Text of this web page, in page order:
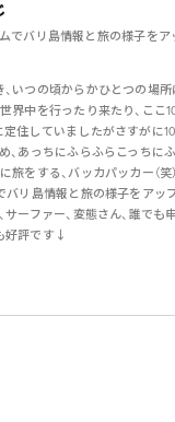
でバリ島情報と旅の様子をア
いつの頃からかひとつの場
界中を行ったり来たり、ここ
定住していましたがさすがに
、あっちにふらふらこっちに
旅をする、バッカパッカー（笑
バリ島情報と旅の様子をアッ
サーファー、変態さん、誰でも
好評です↓